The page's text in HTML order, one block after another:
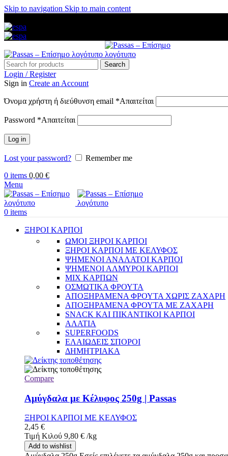
Skip to navigation Skip to main content
Search
Login / Register
Sign in Create an Account
Όνομα χρήστη ή διεύθυνση email *Απαιτείται
Password *Απαιτείται
Log in
Lost your password?
Remember me
0 items 0,00 €
Menu
0 items
ΞΗΡΟΙ ΚΑΡΠΟΙ
ΩΜΟΙ ΞΗΡΟΙ ΚΑΡΠΟΙ
ΞΗΡΟΙ ΚΑΡΠΟΙ ΜΕ ΚΕΛΥΦΟΣ
ΨΗΜΕΝΟΙ ΑΝΑΛΑΤΟΙ ΚΑΡΠΟΙ
ΨΗΜΕΝΟΙ ΑΛΜΥΡΟΙ ΚΑΡΠΟΙ
MIX ΚΑΡΠΩΝ
ΟΣΜΩΤΙΚΑ ΦΡΟΥΤΑ
ΑΠΟΞΗΡΑΜΕΝΑ ΦΡΟΥΤΑ ΧΩΡΙΣ ΖΑΧΑΡΗ
ΑΠΟΞΗΡΑΜΕΝΑ ΦΡΟΥΤΑ ΜΕ ΖΑΧΑΡΗ
SNACK ΚΑΙ ΠΙΚΑΝΤΙΚΟΙ ΚΑΡΠΟΙ
ΑΛΑΤΙΑ
SUPERFOODS
ΕΛΑΙΩΔΕΙΣ ΣΠΟΡΟΙ
ΔΗΜΗΤΡΙΑΚΑ
Compare
Αμύγδαλα με Κέλυφος 250g | Passas
ΞΗΡΟΙ ΚΑΡΠΟΙ ΜΕ ΚΕΛΥΦΟΣ
2,45 €
Τιμή Κιλού 9,80 € /kg
Add to wishlist